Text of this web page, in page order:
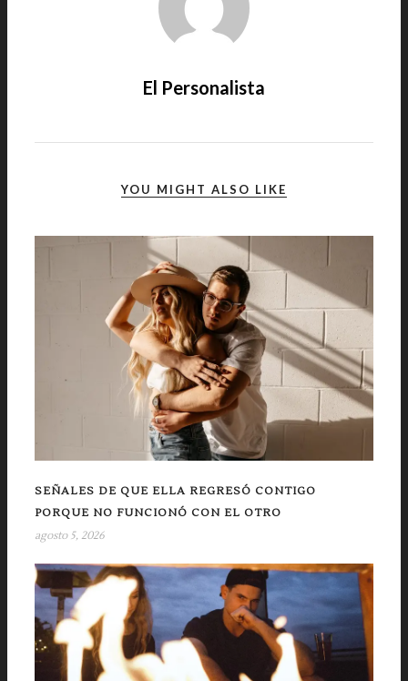
El Personalista
YOU MIGHT ALSO LIKE
SEÑALES DE QUE ELLA REGRESÓ CONTIGO
PORQUE NO FUNCIONÓ CON EL OTRO
agosto 5, 2026